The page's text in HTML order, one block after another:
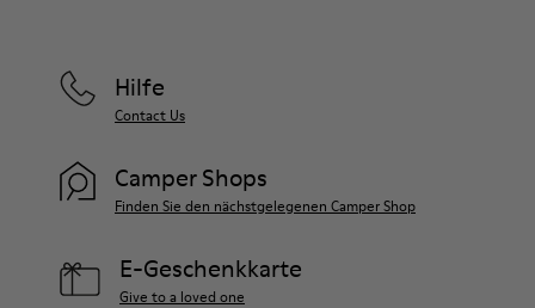
Hilfe
Contact Us
Camper Shops
Finden Sie den nächstgelegenen Camper Shop
E-Geschenkkarte
Give to a loved one